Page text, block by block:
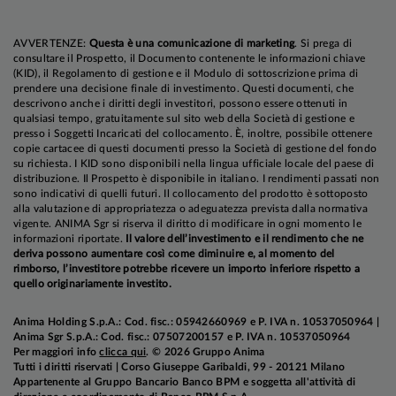
quelle che generano ricavi significativi da
carbone, lignite, gas, petrolio o da attività ad alta
intensità di emissioni di gas serra.
Le aziende idonee sono state valutate in
relazione a quattro principali categorie di
performance ambientale:
Emissioni di gas serra (GHG)
Utilizzo delle risorse idriche
Produzione di rifiuti
Trasparenza e impegni nella rendicontazione
Maggiori informazioni su indagine e metodologia
del premio sono disponibili sul sito ufficiale dei
AVVERTENZE: Questa è una comunicazione di marketing. Si prega di
consultare il Prospetto, il Documento contenente le informazioni chiave
(KID), il Regolamento di gestione e il Modulo di sottoscrizione prima di
prendere una decisione finale di investimento. Questi documenti, che
descrivono anche i diritti degli investitori, possono essere ottenuti in
qualsiasi tempo, gratuitamente sul sito web della Società di gestione e
presso i Soggetti Incaricati del collocamento. È, inoltre, possibile ottenere
copie cartacee di questi documenti presso la Società di gestione del fondo
su richiesta. I KID sono disponibili nella lingua ufficiale locale del paese di
distribuzione. Il Prospetto è disponibile in italiano. I rendimenti passati non
sono indicativi di quelli futuri. Il collocamento del prodotto è sottoposto
alla valutazione di appropriatezza o adeguatezza prevista dalla normativa
vigente. ANIMA Sgr si riserva il diritto di modificare in ogni momento le
informazioni riportate.
Il valore dell’investimento e il rendimento che ne
deriva possono aumentare così come diminuire e, al momento del
rimborso, l’investitore potrebbe ricevere un importo inferiore rispetto a
quello originariamente investito.
Anima Holding S.p.A.: Cod. fisc.: 05942660969 e P. IVA n. 10537050964 |
Anima Sgr S.p.A.: Cod. fisc.: 07507200157 e P. IVA n. 10537050964
Per maggiori infoclicca qui. © 2026 Gruppo Anima
Tutti i diritti riservati | Corso Giuseppe Garibaldi, 99 - 20121 Milano
Appartenente al Gruppo Bancario Banco BPM e soggetta all'attività di